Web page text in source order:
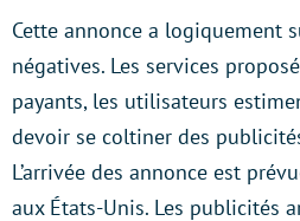
Cette annonce a logiquement
négatives. Les services
payants, les utilisateurs
devoir se coltiner des
L’arrivée des annonce est
aux États-Unis. Les publicités